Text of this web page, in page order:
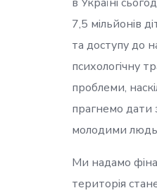
7,5 мільйонів
та доступу до
психологічну
проблеми,
прагнемо дати
молодими
Ми надамо
територія